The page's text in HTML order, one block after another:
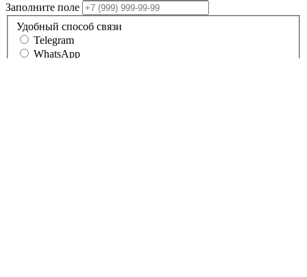
Заполните поле
Удобный способ связи
Telegram
WhatsApp